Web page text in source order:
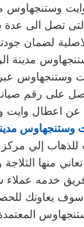
وستنجهاوس
تصل الى عدة
لضمان
مدينة
وستنجهاوس
على رقم
عن اعطال
وستنجهاوس
إلي
منها
خدمه
سوف يعاونك